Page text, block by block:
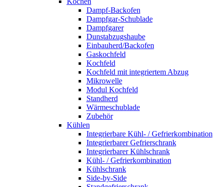
Dampf-Backofen
Dampfgar-Schublade
Dampfgarer
Dunstabzugshaube
Einbauherd/Backofen
Gaskochfeld
Kochfeld
Kochfeld mit integriertem Abzug
Mikrowelle
Modul Kochfeld
Standherd
Wärmeschublade
Zubehör
Kühlen
Integrierbare Kühl- / Gefrierkombination
Integrierbarer Gefrierschrank
Integrierbarer Kühlschrank
Kühl- / Gefrierkombination
Kühlschrank
Side-by-Side